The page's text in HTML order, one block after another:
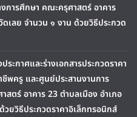
การศึกษา คณะครุศาสตร์ อาคาร
เลย จำนวน ๑ งาน ด้วยวิธีประกวด
ะกาศและร่างเอกสารประกวดราคา
พครู และศูนย์ประสานงานการ
ตร์ อาคาร 23 ตำบลเมือง อำเภอ
ยวิธีประกวดราคาอิเล็กทรอนิกส์